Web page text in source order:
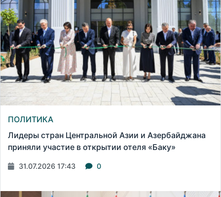
ПОЛИТИКА
Лидеры стран Центральной Азии и Азербайджана
приняли участие в открытии отеля «Баку»
31.07.2026 17:43 0